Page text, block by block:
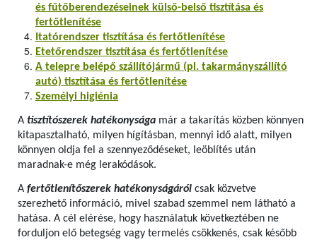
és fűtőberendezéseinek külső-belső tisztítása és
fertőtlenítése
Itatórendszer tisztítása és fertőtlenítése
Etetőrendszer tisztítása és fertőtlenítése
A telepre belépő szállítójármű (pl. takarmányszállító
autó) tisztítása és fertőtlenítése
Személyi higiénia
A tisztítószerek hatékonysága már a takarítás közben könnyen
kitapasztalható, milyen hígításban, mennyi idő alatt, milyen
könnyen oldja fel a szennyeződéseket, leöblítés után
maradnak-e még lerakódások.
A fertőtlenítőszerek hatékonyságáról csak közvetve
szerezhető információ, mivel szabad szemmel nem látható a
hatása. A cél elérése, hogy használatuk következtében ne
forduljon elő betegség vagy termelés csökkenés, csak később